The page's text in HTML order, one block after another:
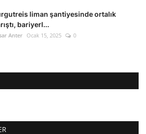
liman şantiyesinde ortalık
bariyerl...
Anter Ocak 15, 2025 0